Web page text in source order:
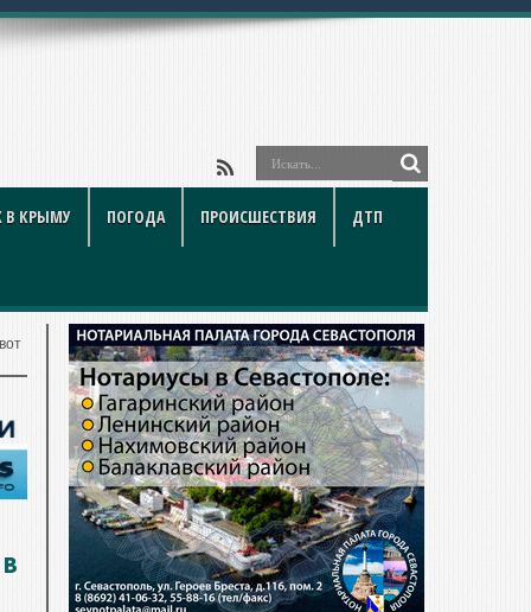
В КРЫМУ ПОГОДА ПРОИСШЕСТВИЯ ДТП